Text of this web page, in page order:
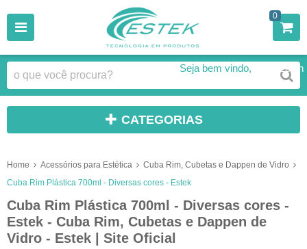
0
Seja bem vindo, Faça Login
CATEGORIAS
Home Acessórios para Estética
Cuba Rim, Cubetas e Dappen de Vidro
Cuba Rim Plástica 700ml - Diversas cores - Estek
Cuba Rim Plástica 700ml - Diversas cores -
Estek - Cuba Rim, Cubetas e Dappen de
Vidro - Estek | Site Oficial